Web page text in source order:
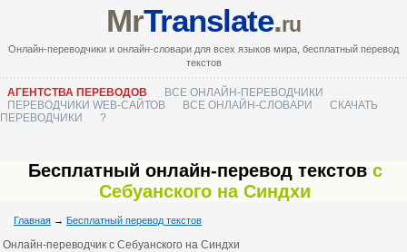
MrTranslate.ru
Онлайн-переводчики и онлайн-словари для всех языков мира, бесплатный перевод
текстов
АГЕНТСТВА ПЕРЕВОДОВ
ВСЕ ОНЛАЙН-ПЕРЕВОДЧИКИ
ПЕРЕВОДЧИКИ WEB-САЙТОВ
ВСЕ ОНЛАЙН-СЛОВАРИ
СКАЧАТЬ
ПЕРЕВОДЧИКИ
?
Бесплатный онлайн-перевод текстов с
Себуанского на Синдхи
Главная → Бесплатный перевод текстов
Онлайн-переводчик с Себуанского на Синдхи